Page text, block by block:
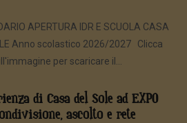
APERTURA IDR E SCUOLA CASA
Anno scolastico 2026/2027 Clicca
per scaricare il...
di Casa del Sole ad EXPO
ascolto e rete